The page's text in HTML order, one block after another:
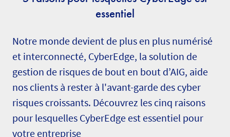
essentiel
Notre monde devient de plus en plus numérisé
et interconnecté, CyberEdge, la solution de
gestion de risques de bout en bout d’AIG, aide
nos clients à rester à l'avant-garde des cyber
risques croissants. Découvrez les cinq raisons
pour lesquelles CyberEdge est essentiel pour
votre entreprise